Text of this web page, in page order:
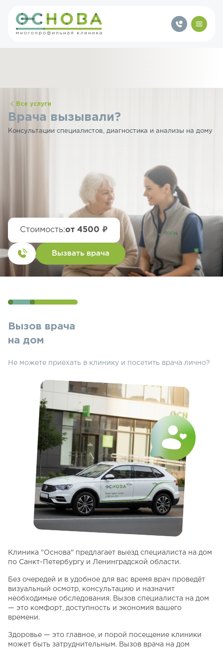
Все услуги
Врача вызывали?
Консультации специалистов, диагностика и анализы на дому
Стоимость:от 4500 ₽
Вызвать врача
Вызов врача
на дом
Не можете приехать в клинику и посетить врача лично?
Клиника "Основа" предлагает выезд специалиста на дом
по Санкт-Петербургу и Ленинградской области.
Без очередей и в удобное для вас время врач проведёт
визуальный осмотр, консультацию и назначит
необходимые обследования. Вызов специалиста на дом
— это комфорт, доступность и экономия вашего
времени.
Здоровье — это главное, и порой посещение клиники
может быть затруднительным. Вызов врача на дом